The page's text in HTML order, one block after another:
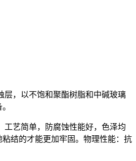
层，以不饱和聚酯树脂和中碱玻璃
艺简单，防腐蚀性能好，色泽均
结的才能更加牢固。物理性能：抗